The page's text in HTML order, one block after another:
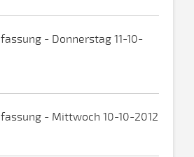
- Donnerstag 11-10-
- Mittwoch 10-10-2012